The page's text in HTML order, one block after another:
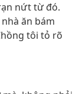
nứt từ đó.
ăn bám
tôi tỏ rõ